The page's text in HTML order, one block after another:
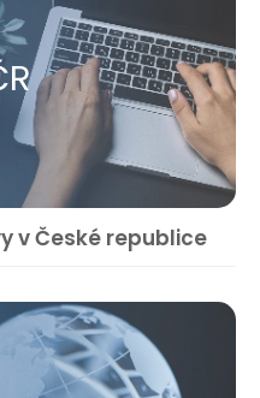
v České republice